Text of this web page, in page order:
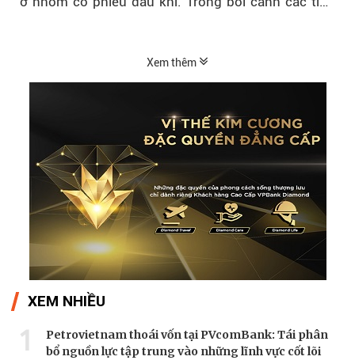
Xem thêm
XEM NHIỀU
1
Petrovietnam thoái vốn tại PVcomBank: Tái phân
bổ nguồn lực tập trung vào những lĩnh vực cốt lõi